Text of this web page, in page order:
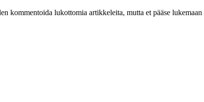
kommentoida lukottomia artikkeleita, mutta et pääse